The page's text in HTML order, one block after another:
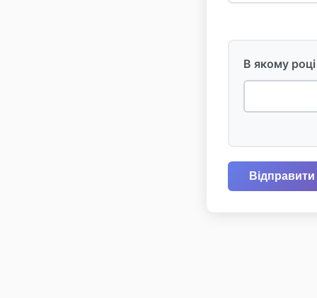
В якому